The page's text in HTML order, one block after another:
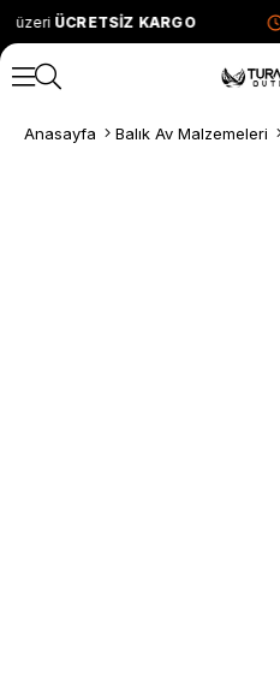
üzeri ÜCRETSİZ KARGO
Anasayfa Balık Av Malzemeleri